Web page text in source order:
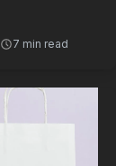
7 min read